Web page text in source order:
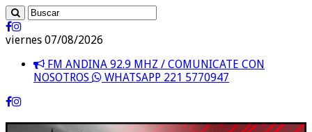
viernes 07/08/2026
FM ANDINA 92.9 MHZ / COMUNICATE CON
NOSOTROS
WHATSAPP 221 5770947